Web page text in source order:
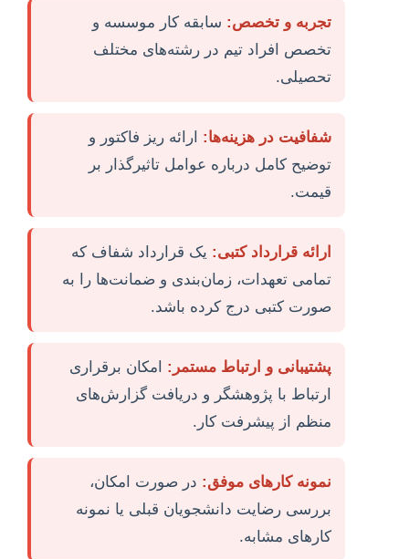
تجربه و تخصص: سابقه کار موسسه و
تخصص افراد تیم در رشته‌های مختلف
تحصیلی.
شفافیت در هزینه‌ها: ارائه ریز فاکتور و
توضیح کامل درباره عوامل تاثیرگذار بر
قیمت.
ارائه قرارداد کتبی: یک قرارداد شفاف که
تمامی تعهدات، زمان‌بندی و ضمانت‌ها را به
صورت کتبی درج کرده باشد.
پشتیبانی و ارتباط مستمر: امکان برقراری
ارتباط با پژوهشگر و دریافت گزارش‌های
منظم از پیشرفت کار.
نمونه کارهای موفق: در صورت امکان،
بررسی رضایت دانشجویان قبلی یا نمونه
کارهای مشابه.